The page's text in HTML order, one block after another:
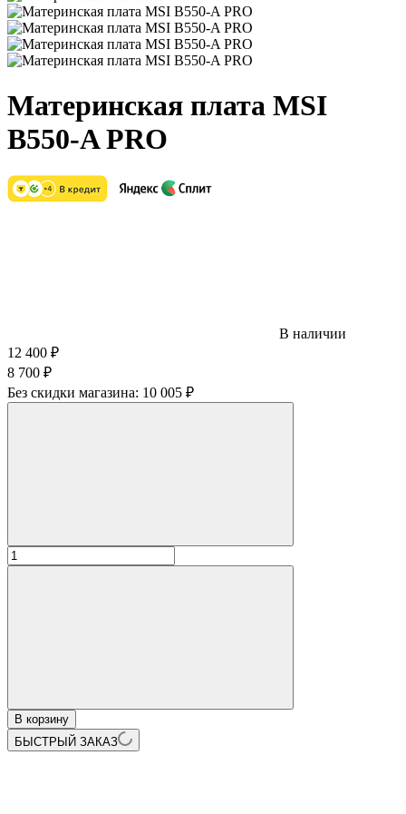
Материнская плата MSI
B550-A PRO
В наличии
12 400 ₽
8 700 ₽
Без скидки магазина: 10 005 ₽
В корзину
БЫСТРЫЙ ЗАКАЗ